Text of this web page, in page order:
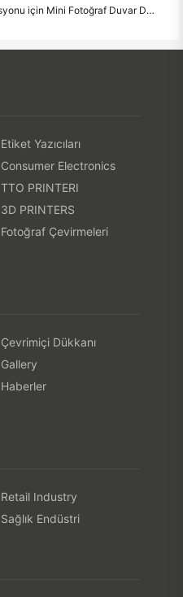
Yatak Odası ve Yatakhane Dekorasyonu için Mini Fotoğraf Duvar Düzenleme Fikirleri ve İpuçları
Etiket Yazıcıları
Consumer Electronics
TTO PRINTERI
3D PRINTERS
Fotoğraf Çevirmeleri
Çevrimiçi Dükkanı
Gallery
Haberler
Retail Industry
Sağlık Endüstri